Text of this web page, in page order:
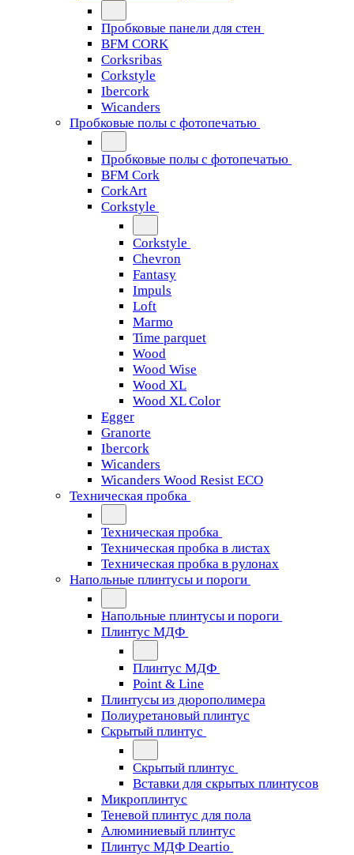
Пробковые панели для стен
BFM CORK
Corksribas
Corkstyle
Ibercork
Wicanders
Пробковые полы с фотопечатью
Пробковые полы с фотопечатью
BFM Cork
CorkArt
Corkstyle
Corkstyle
Chevron
Fantasy
Impuls
Loft
Marmo
Time parquet
Wood
Wood Wise
Wood XL
Wood XL Color
Egger
Granorte
Ibercork
Wicanders
Wicanders Wood Resist ECO
Техническая пробка
Техническая пробка
Техническая пробка в листах
Техническая пробка в рулонах
Напольные плинтусы и пороги
Напольные плинтусы и пороги
Плинтус МДФ
Плинтус МДФ
Point & Line
Плинтусы из дюрополимера
Полиуретановый плинтус
Скрытый плинтус
Скрытый плинтус
Вставки для скрытых плинтусов
Микроплинтус
Теневой плинтус для пола
Алюминиевый плинтус
Плинтус МДФ Deartio